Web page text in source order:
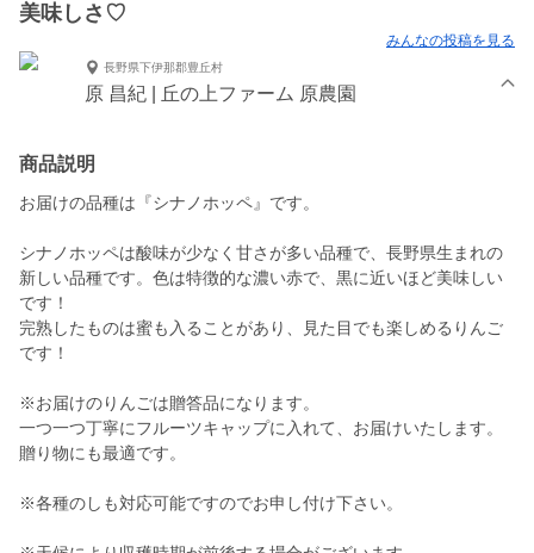
美味しさ♡
みんなの投稿を見る
長野県下伊那郡豊丘村
原 昌紀 | 丘の上ファーム 原農園
商品説明
お届けの品種は『シナノホッペ』です。
シナノホッペは酸味が少なく甘さが多い品種で、長野県生まれの
新しい品種です。色は特徴的な濃い赤で、黒に近いほど美味しい
です！
完熟したものは蜜も入ることがあり、見た目でも楽しめるりんご
です！
※お届けのりんごは贈答品になります。
一つ一つ丁寧にフルーツキャップに入れて、お届けいたします。
贈り物にも最適です。
※各種のしも対応可能ですのでお申し付け下さい。